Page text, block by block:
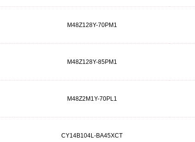
M48Z128Y-70PM1
M48Z128Y-85PM1
M48Z2M1Y-70PL1
CY14B104L-BA45XCT